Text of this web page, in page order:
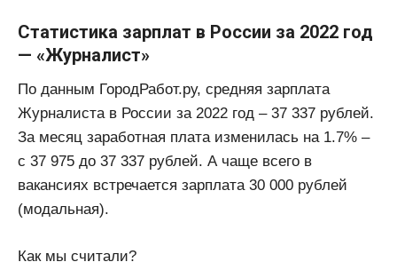
Статистика зарплат в России за 2022 год
— «Журналист»
По данным ГородРабот.ру, средняя зарплата
Журналиста в России за 2022 год ‒ 37 337 рублей.
За месяц заработная плата изменилась на 1.7% ‒
с 37 975 до 37 337 рублей. А чаще всего в
вакансиях встречается зарплата 30 000 рублей
(модальная).
Как мы считали?